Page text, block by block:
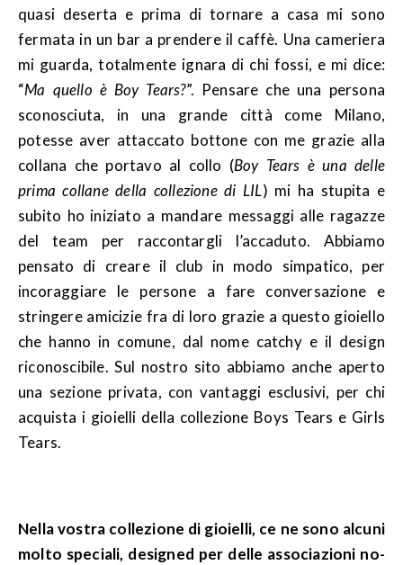
quasi deserta e prima di tornare a casa mi sono
fermata in un bar a prendere il caffè. Una cameriera
mi guarda, totalmente ignara di chi fossi, e mi dice:
“Ma quello è Boy Tears?”. Pensare che una persona
sconosciuta, in una grande città come Milano,
potesse aver attaccato bottone con me grazie alla
collana che portavo al collo (Boy Tears è una delle
prima collane della collezione di LIL) mi ha stupita e
subito ho iniziato a mandare messaggi alle ragazze
del team per raccontargli l’accaduto. Abbiamo
pensato di creare il club in modo simpatico, per
incoraggiare le persone a fare conversazione e
stringere amicizie fra di loro grazie a questo gioiello
che hanno in comune, dal nome catchy e il design
riconoscibile. Sul nostro sito abbiamo anche aperto
una sezione privata, con vantaggi esclusivi, per chi
acquista i gioielli della collezione Boys Tears e Girls
Tears.
Nella vostra collezione di gioielli, ce ne sono alcuni
molto speciali, designed per delle associazioni no-